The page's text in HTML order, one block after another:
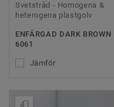
Svetstråd - Homogena &
heterogena plastgolv
ENFÄRGAD DARK BROWN
6061
Jämför